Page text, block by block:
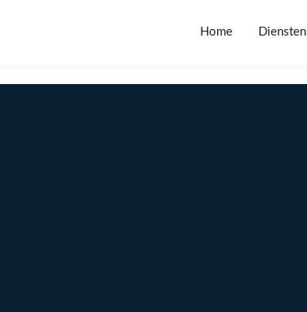
Home Diensten